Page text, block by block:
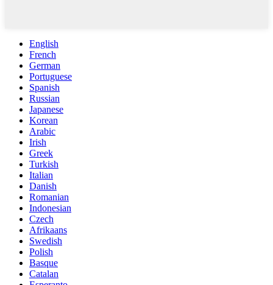
English
French
German
Portuguese
Spanish
Russian
Japanese
Korean
Arabic
Irish
Greek
Turkish
Italian
Danish
Romanian
Indonesian
Czech
Afrikaans
Swedish
Polish
Basque
Catalan